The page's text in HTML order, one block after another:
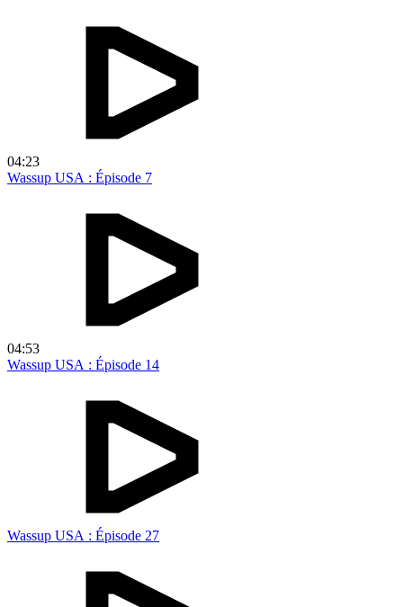
04:23
Wassup USA : Épisode 7
04:53
Wassup USA : Épisode 14
Wassup USA : Épisode 27